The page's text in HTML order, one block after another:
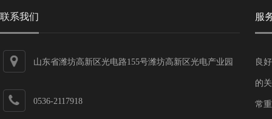
联系我们
山东省潍坊高新区光电路155号潍坊高新区光电产业园
0536-2117918
服
良
的
常